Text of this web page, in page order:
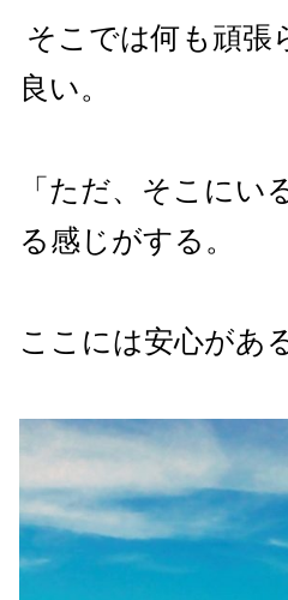
そこでは何も頑張
良い。
「ただ、そこに
る感じがする。
ここには安心がある